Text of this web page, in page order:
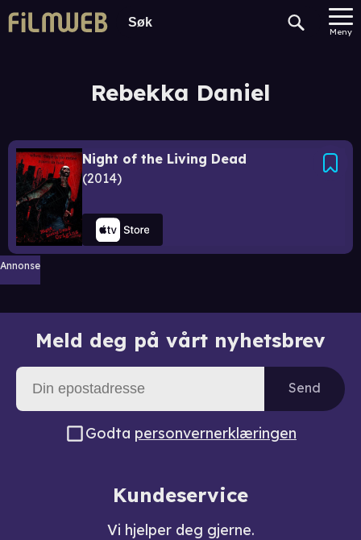
Meny
Rebekka Daniel
Night of the Living Dead
2014
Annonse
Meld deg på vårt nyhetsbrev
Send
Godta personvernerklæringen
Kundeservice
Vi hjelper deg gjerne.